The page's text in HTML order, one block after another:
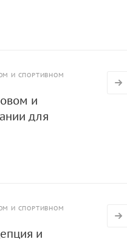
И СПОРТИВНОМ
и
для
И СПОРТИВНОМ
и